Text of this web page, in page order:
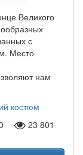
Великого
с
Место
нам
костюм
23 801